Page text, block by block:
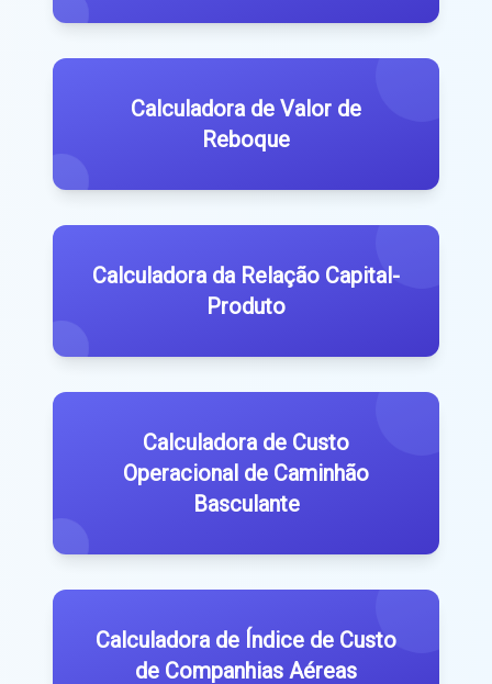
Calculadora de Valor de
Reboque
Calculadora da Relação Capital-
Produto
Calculadora de Custo
Operacional de Caminhão
Basculante
Calculadora de Índice de Custo
de Companhias Aéreas